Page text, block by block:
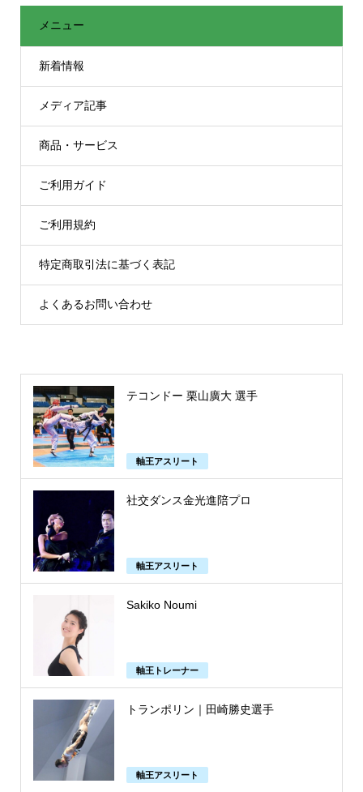
メニュー
新着情報
メディア記事
商品・サービス
ご利用ガイド
ご利用規約
特定商取引法に基づく表記
よくあるお問い合わせ
テコンドー 栗山廣大 選手
軸王アスリート
社交ダンス金光進陪プロ
軸王アスリート
Sakiko Noumi
軸王トレーナー
トランポリン｜田崎勝史選手
軸王アスリート